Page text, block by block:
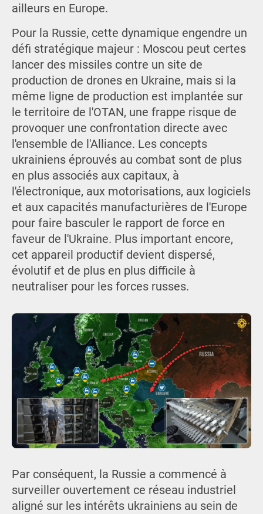
ailleurs en Europe.
Pour la Russie, cette dynamique engendre un
défi stratégique majeur : Moscou peut certes
lancer des missiles contre un site de
production de drones en Ukraine, mais si la
même ligne de production est implantée sur
le territoire de l'OTAN, une frappe risque de
provoquer une confrontation directe avec
l'ensemble de l'Alliance. Les concepts
ukrainiens éprouvés au combat sont de plus
en plus associés aux capitaux, à
l'électronique, aux motorisations, aux logiciels
et aux capacités manufacturières de l'Europe
pour faire basculer le rapport de force en
faveur de l'Ukraine. Plus important encore,
cet appareil productif devient dispersé,
évolutif et de plus en plus difficile à
neutraliser pour les forces russes.
Par conséquent, la Russie a commencé à
surveiller ouvertement ce réseau industriel
aligné sur les intérêts ukrainiens au sein de